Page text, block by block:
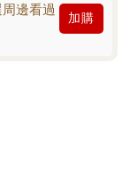
邊看過
加購